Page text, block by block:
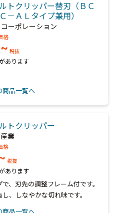
トクリッパー替刃（ＢＣ
－ＡＬタイプ兼用）
コーポレーション
格
税抜
あります
商品一覧へ
トクリッパー
産業
格
税抜
あります
、刃先の調整フレーム付です。
、しなやかな切れ味です。